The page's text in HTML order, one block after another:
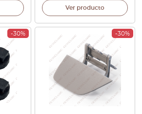
Ver producto
-30% -30%